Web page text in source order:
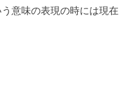
意味の表現の時には現在